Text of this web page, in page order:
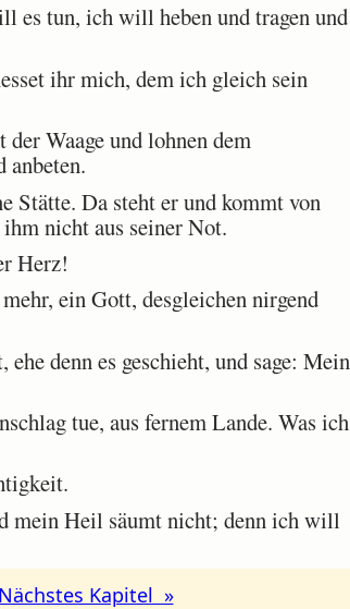
es tun, ich will heben und tragen und
ihr mich, dem ich gleich sein
Waage und lohnen dem
anbeten.
Stätte. Da steht er und kommt von
nicht aus seiner Not.
Herz!
ein Gott, desgleichen nirgend
denn es geschieht, und sage: Mein
tue, aus fernem Lande. Was ich
mein Heil säumt nicht; denn ich will
Nächstes Kapitel »